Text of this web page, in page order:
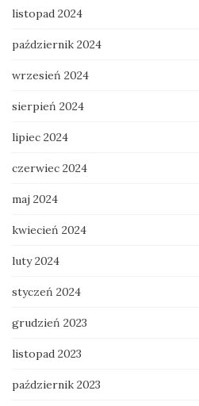
listopad 2024
październik 2024
wrzesień 2024
sierpień 2024
lipiec 2024
czerwiec 2024
maj 2024
kwiecień 2024
luty 2024
styczeń 2024
grudzień 2023
listopad 2023
październik 2023